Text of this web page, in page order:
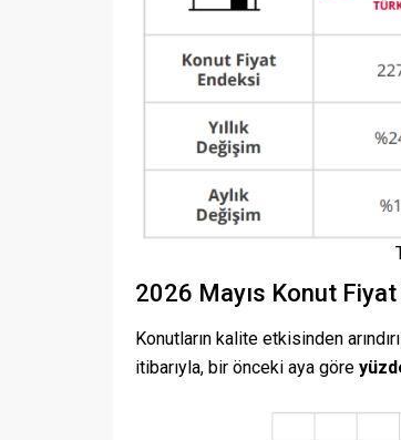
2026 Mayıs Konut
Konutların kalite etkisinden
itibarıyla, bir önceki aya göre